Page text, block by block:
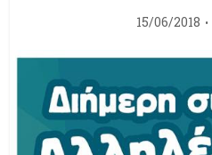
15/06/2018